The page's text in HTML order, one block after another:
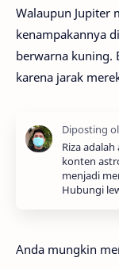
Walaupun Jupiter
kenampakannya
berwarna kuning.
karena jarak
Riza
konten
menjadi
Hubungi
Anda mungkin